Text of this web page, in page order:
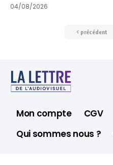
04/08/2026
précédent
Mon compte CGV
Qui sommes nous ?